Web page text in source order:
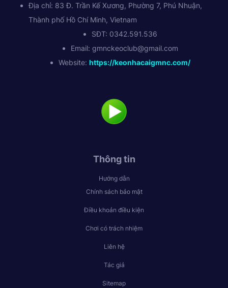
Địa chỉ: 83 Đ. Trần Kế Xương, Phường 7, Phú Nhuận,
Thành phố Hồ Chí Minh, Vietnam
SĐT: 0342.591.536
Email: gmnckeoclub@gmail.com
Website: https://keonhacaigmnc.com/
Thông tin
Hướng dẫn
Chính sách bảo mật
Điều khoản điều kiện
Chơi có trách nhiệm
Liên hệ
Tác giả
Sitemap